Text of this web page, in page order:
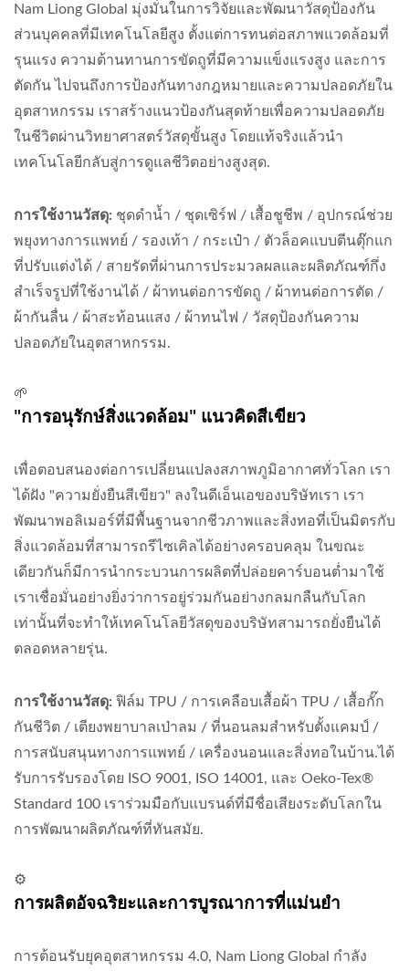
Nam Liong Global มุ่งมั่นในการวิจัยและพัฒนาวัสดุป้องกัน
ส่วนบุคคลที่มีเทคโนโลยีสูง ตั้งแต่การทนต่อสภาพแวดล้อมที่
รุนแรง ความต้านทานการขัดถูที่มีความแข็งแรงสูง และการ
ตัดกัน ไปจนถึงการป้องกันทางกฎหมายและความปลอดภัยใน
อุตสาหกรรม เราสร้างแนวป้องกันสุดท้ายเพื่อความปลอดภัย
ในชีวิตผ่านวิทยาศาสตร์วัสดุขั้นสูง โดยแท้จริงแล้วนำ
เทคโนโลยีกลับสู่การดูแลชีวิตอย่างสูงสุด.
การใช้งานวัสดุ: ชุดดำน้ำ / ชุดเซิร์ฟ / เสื้อชูชีพ / อุปกรณ์ช่วย
พยุงทางการแพทย์ / รองเท้า / กระเป๋า / ตัวล็อคแบบตีนตุ๊กแก
ที่ปรับแต่งได้ / สายรัดที่ผ่านการประมวลผลและผลิตภัณฑ์กึ่ง
สำเร็จรูปที่ใช้งานได้ / ผ้าทนต่อการขัดถู / ผ้าทนต่อการตัด /
ผ้ากันลื่น / ผ้าสะท้อนแสง / ผ้าทนไฟ / วัสดุป้องกันความ
ปลอดภัยในอุตสาหกรรม.
🌱
"การอนุรักษ์สิ่งแวดล้อม" แนวคิดสีเขียว
เพื่อตอบสนองต่อการเปลี่ยนแปลงสภาพภูมิอากาศทั่วโลก เรา
ได้ฝัง "ความยั่งยืนสีเขียว" ลงในดีเอ็นเอของบริษัทเรา เรา
พัฒนาพอลิเมอร์ที่มีพื้นฐานจากชีวภาพและสิ่งทอที่เป็นมิตรกับ
สิ่งแวดล้อมที่สามารถรีไซเคิลได้อย่างครอบคลุม ในขณะ
เดียวกันก็มีการนำกระบวนการผลิตที่ปล่อยคาร์บอนต่ำมาใช้
เราเชื่อมั่นอย่างยิ่งว่าการอยู่ร่วมกันอย่างกลมกลืนกับโลก
เท่านั้นที่จะทำให้เทคโนโลยีวัสดุของบริษัทสามารถยั่งยืนได้
ตลอดหลายรุ่น.
การใช้งานวัสดุ: ฟิล์ม TPU / การเคลือบเสื้อผ้า TPU / เสื้อกั๊ก
กันชีวิต / เตียงพยาบาลเป่าลม / ที่นอนลมสำหรับตั้งแคมป์ /
การสนับสนุนทางการแพทย์ / เครื่องนอนและสิ่งทอในบ้าน.ได้
รับการรับรองโดย ISO 9001, ISO 14001, และ Oeko-Tex®
Standard 100 เราร่วมมือกับแบรนด์ที่มีชื่อเสียงระดับโลกใน
การพัฒนาผลิตภัณฑ์ที่ทันสมัย.
⚙️
การผลิตอัจฉริยะและการบูรณาการที่แม่นยำ
การต้อนรับยุคอุตสาหกรรม 4.0, Nam Liong Global กำลัง